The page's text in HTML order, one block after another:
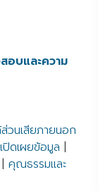
อบและความ
วนเสียภายนอก
ปิดเผยข้อมูล |
| คุณธรรมและ